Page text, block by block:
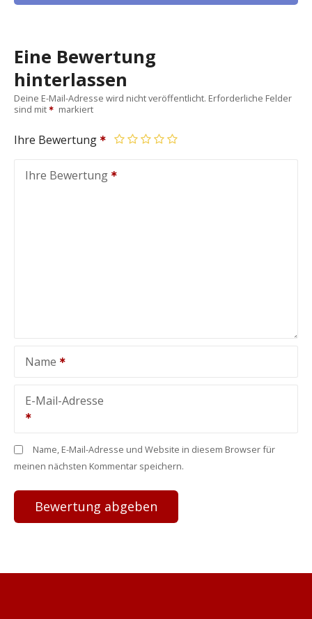
Eine Bewertung
hinterlassen
Deine E-Mail-Adresse wird nicht veröffentlicht. Erforderliche Felder
sind mit
markiert
Ihre Bewertung
Ihre Bewertung
Name
E-Mail-Adresse
Name, E-Mail-Adresse und Website in diesem Browser für
meinen nächsten Kommentar speichern.